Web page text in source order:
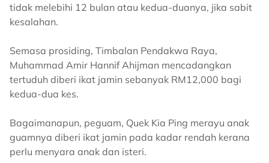
tidak melebihi 12 bulan atau kedua-duanya, jika sabit
kesalahan.
Semasa prosiding, Timbalan Pendakwa Raya,
Muhammad Amir Hannif Ahijman mencadangkan
tertuduh diberi ikat jamin sebanyak RM12,000 bagi
kedua-dua kes.
Bagaimanapun, peguam, Quek Kia Ping merayu anak
guamnya diberi ikat jamin pada kadar rendah kerana
perlu menyara anak dan isteri.